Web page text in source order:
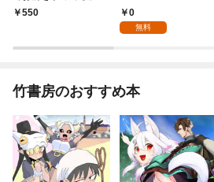
550
0
無料
竹書房のおすすめ本